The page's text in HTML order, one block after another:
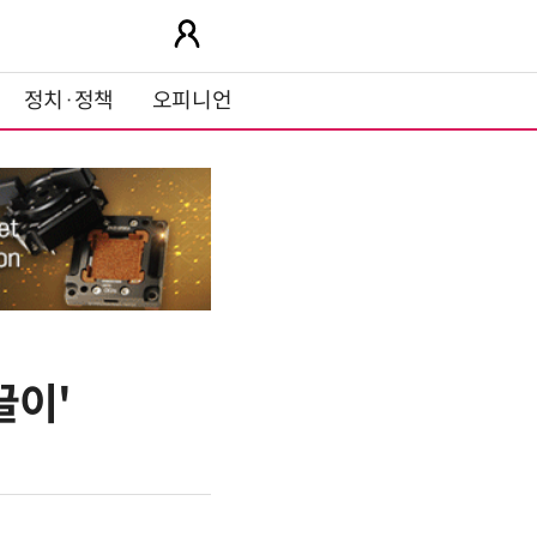
정치·정책 오피니언
이'